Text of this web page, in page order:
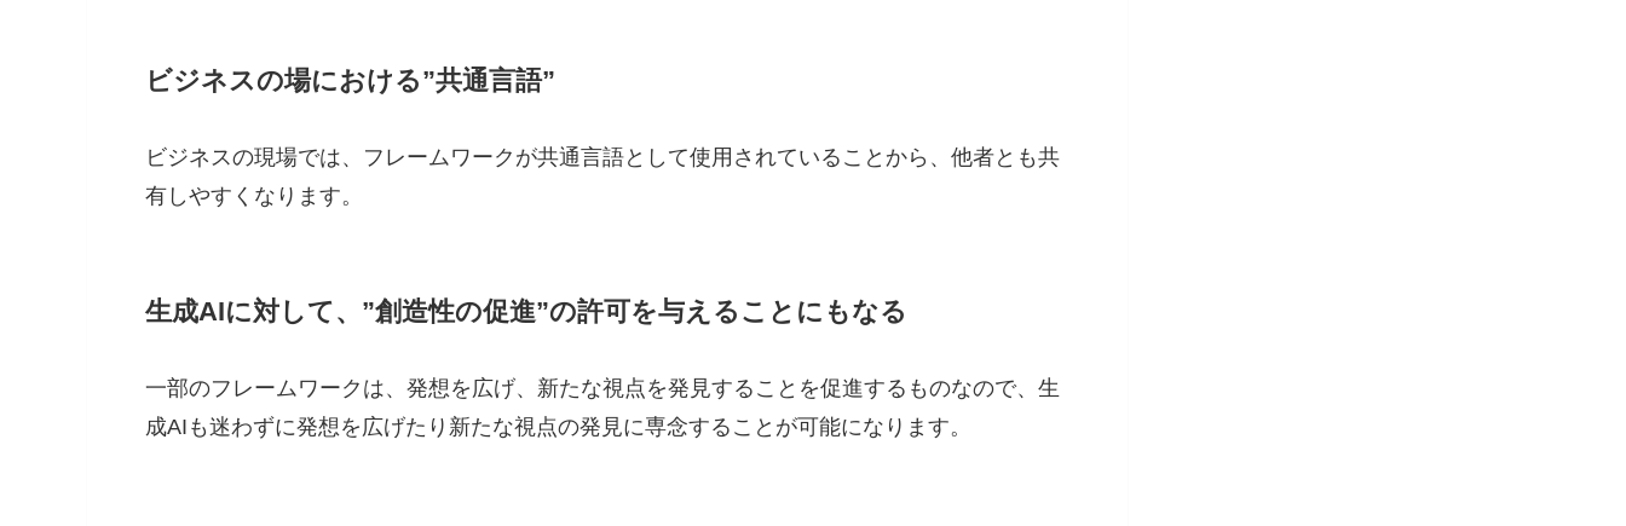
ビジネスの場における”共通言語”
ビジネスの現場では、フレームワークが共通言語として使用されていることから、他者とも共
有しやすくなります。
生成AIに対して、”創造性の促進”の許可を与えることにもなる
一部のフレームワークは、発想を広げ、新たな視点を発見することを促進するものなので、生
成AIも迷わずに発想を広げたり新たな視点の発見に専念することが可能になります。